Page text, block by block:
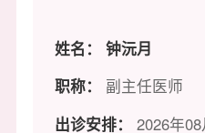
姓名：
钟沅月
职称：
副主任医师
出诊安排：
2026年